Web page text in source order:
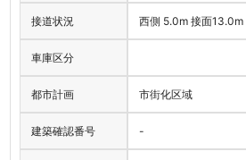
接道状況 西側 5.0m 接面13.0m
車庫区分
都市計画 市街化区域
建築確認番号 -